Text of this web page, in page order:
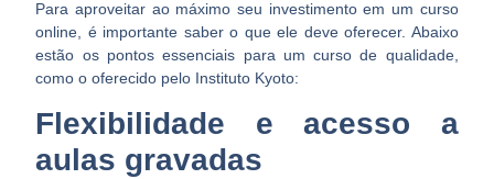
Para aproveitar ao máximo seu investimento em um curso
online, é importante saber o que ele deve oferecer. Abaixo
estão os pontos essenciais para um curso de qualidade,
como o oferecido pelo Instituto Kyoto:
Flexibilidade e acesso a
aulas gravadas